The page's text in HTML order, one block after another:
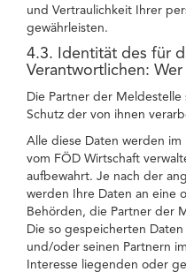
und Vertraulichkeit Ihrer
gewährleisten.
4.3. Identität des für
Verantwortlichen:
Die Partner der
Schutz der von ihnen
Alle diese Daten werden im
vom FÖD Wirtschaft
aufbewahrt. Je nach der
werden Ihre Daten an eine
Behörden, die Partner der
Die so gespeicherten
und/oder seinen Partnern
Interesse liegenden oder